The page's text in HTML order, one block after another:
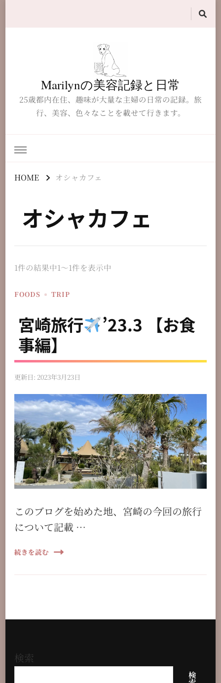
Marilynの美容記録と日常
25歳都内在住、趣味が大量な主婦の日常の記録。旅
行、美容、色々なことを載せて行きます。
HOME オシャカフェ
オシャカフェ
1件の結果中1〜1件を表示中
FOODS TRIP
宮崎旅行
’23.3 【お食
事編】
更新日: 2023年3月23日
このブログを始めた地、宮崎の今回の旅行
について記載 …
続きを読む
検索
検